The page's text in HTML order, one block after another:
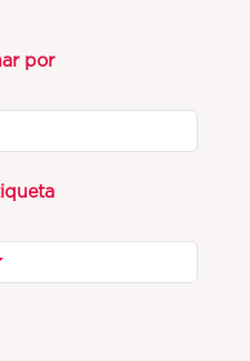
por